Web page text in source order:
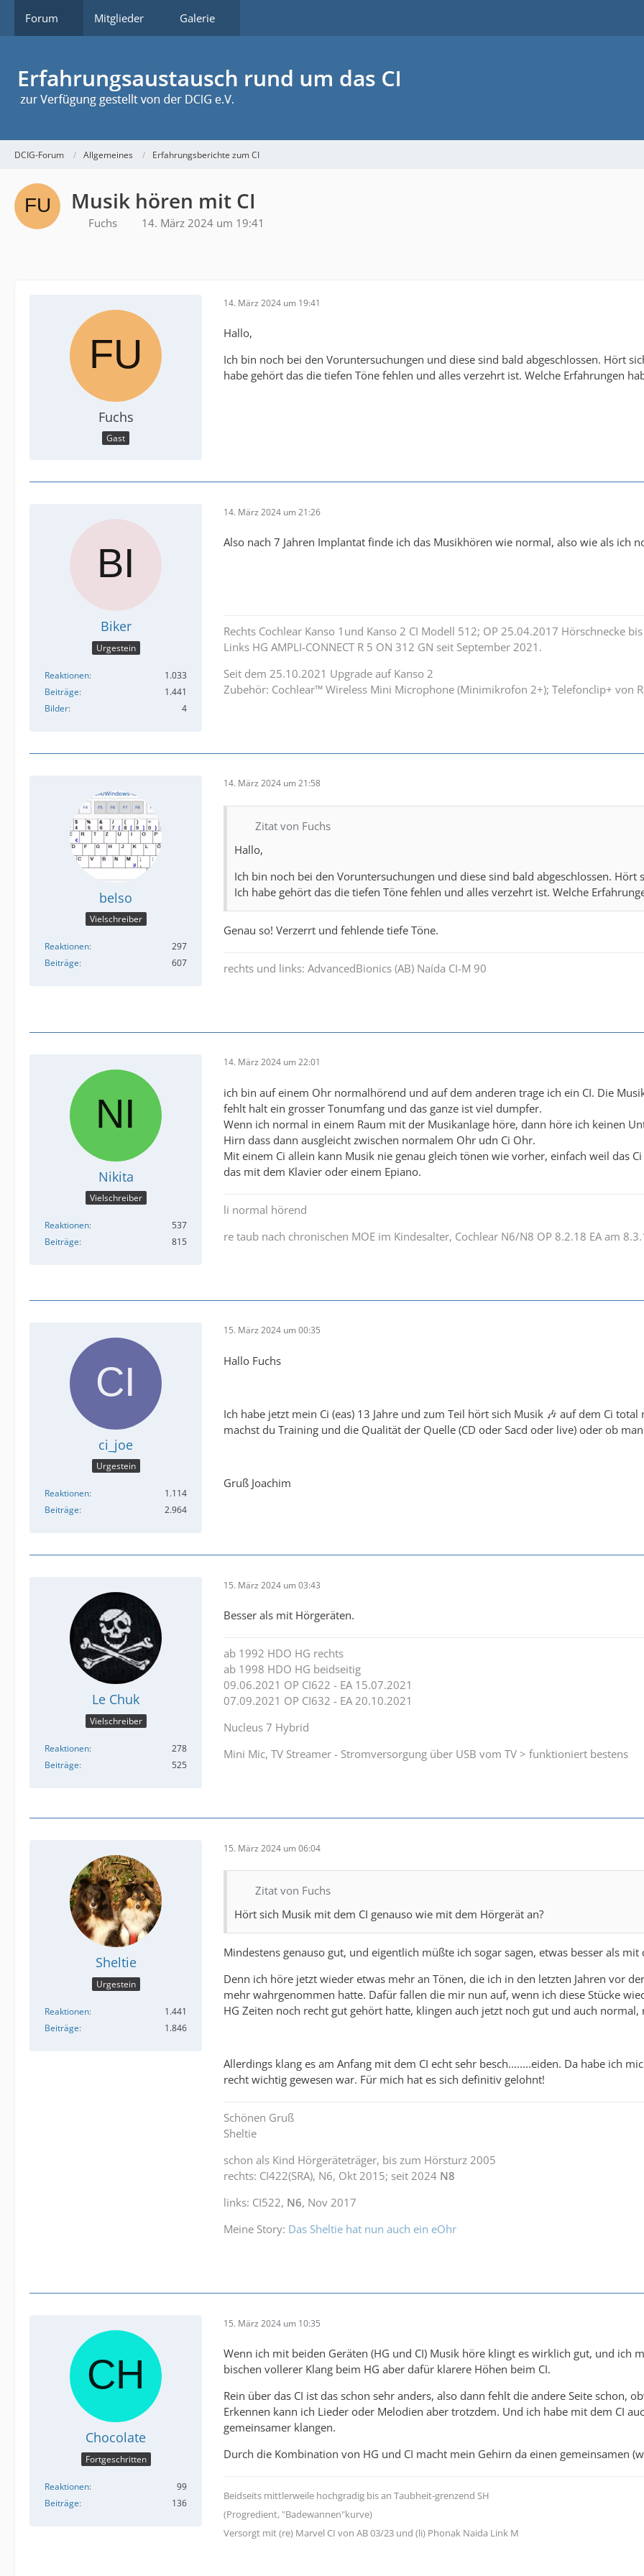
Forum Mitglieder Galerie
DCIG-Forum Allgemeines Erfahrungsberichte zum CI
Musik hören mit CI
Fuchs 14. März 2024 um 19:41
Fuchs
Gast
14. März 2024 um 19:41
Hallo,
Ich bin noch bei den Voruntersuchungen und diese sind bald abgeschlossen. Hört
habe gehört das die tiefen Töne fehlen und alles verzehrt ist. Welche Erfahrungen
Biker
Urgestein
Reaktionen
1.033
Beiträge
1.441
Bilder
4
14. März 2024 um 21:26
Also nach 7 Jahren Implantat finde ich das Musikhören wie normal, also wie als ich
Rechts Cochlear Kanso 1und Kanso 2 CI Modell 512; OP 25.04.2017 Hörschnecke
Links HG AMPLI-CONNECT R 5 ON 312 GN seit September 2021.
Seit dem 25.10.2021 Upgrade auf Kanso 2
Zubehör: Cochlear™ Wireless Mini Microphone (Minimikrofon 2+); Telefonclip+ von
belso
Vielschreiber
Reaktionen
297
Beiträge
607
14. März 2024 um 21:58
Zitat von Fuchs
Hallo,
Ich bin noch bei den Voruntersuchungen und diese sind bald abgeschlossen.
Ich habe gehört das die tiefen Töne fehlen und alles verzehrt ist. Welche
Genau so! Verzerrt und fehlende tiefe Töne.
rechts und links: AdvancedBionics (AB) Naída CI-M 90
Nikita
Vielschreiber
Reaktionen
537
Beiträge
815
14. März 2024 um 22:01
ich bin auf einem Ohr normalhörend und auf dem anderen trage ich ein CI. Die
fehlt halt ein grosser Tonumfang und das ganze ist viel dumpfer.
Wenn ich normal in einem Raum mit der Musikanlage höre, dann höre ich keinen
Hirn dass dann ausgleicht zwischen normalem Ohr udn Ci Ohr.
Mit einem Ci allein kann Musik nie genau gleich tönen wie vorher, einfach weil das
das mit dem Klavier oder einem Epiano.
li normal hörend
re taub nach chronischen MOE im Kindesalter, Cochlear N6/N8 OP 8.2.18 EA am
ci_joe
Urgestein
Reaktionen
1.114
Beiträge
2.964
15. März 2024 um 00:35
Hallo Fuchs
Ich habe jetzt mein Ci (eas) 13 Jahre und zum Teil hört sich Musik 🎶 auf dem Ci
machst du Training und die Qualität der Quelle (CD oder Sacd oder live) oder ob
Gruß Joachim
Le Chuk
Vielschreiber
Reaktionen
278
Beiträge
525
15. März 2024 um 03:43
Besser als mit Hörgeräten.
ab 1992 HDO HG rechts
ab 1998 HDO HG beidseitig
09.06.2021 OP CI622 - EA 15.07.2021
07.09.2021 OP CI632 - EA 20.10.2021
Nucleus 7 Hybrid
Mini Mic, TV Streamer - Stromversorgung über USB vom TV > funktioniert bestens
Sheltie
Urgestein
Reaktionen
1.441
Beiträge
1.846
15. März 2024 um 06:04
Zitat von Fuchs
Hört sich Musik mit dem CI genauso wie mit dem Hörgerät an?
Mindestens genauso gut, und eigentlich müßte ich sogar sagen, etwas besser als
Denn ich höre jetzt wieder etwas mehr an Tönen, die ich in den letzten Jahren vor
mehr wahrgenommen hatte. Dafür fallen die mir nun auf, wenn ich diese Stücke
HG Zeiten noch recht gut gehört hatte, klingen auch jetzt noch gut und auch normal,
Allerdings klang es am Anfang mit dem CI echt sehr besch........eiden. Da habe ich
recht wichtig gewesen war. Für mich hat es sich definitiv gelohnt!
Schönen Gruß
Sheltie
schon als Kind Hörgeräteträger, bis zum Hörsturz 2005
rechts: CI422(SRA), N6, Okt 2015; seit 2024 N8
links: CI522, N6, Nov 2017
Meine Story: Das Sheltie hat nun auch ein eOhr
Chocolate
Fortgeschritten
Reaktionen
99
Beiträge
136
15. März 2024 um 10:35
Wenn ich mit beiden Geräten (HG und CI) Musik höre klingt es wirklich gut, und ich
bischen vollerer Klang beim HG aber dafür klarere Höhen beim CI.
Rein über das CI ist das schon sehr anders, also dann fehlt die andere Seite schon,
Erkennen kann ich Lieder oder Melodien aber trotzdem. Und ich habe mit dem CI
gemeinsamer klangen.
Durch die Kombination von HG und CI macht mein Gehirn da einen gemeinsamen
Beidseits mittlerweile hochgradig bis an Taubheit-grenzend SH
(Progredient, "Badewannen"kurve)
Versorgt mit (re) Marvel CI von AB 03/23 und (li) Phonak Naida Link M